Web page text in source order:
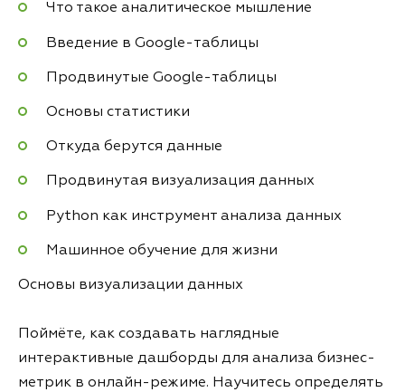
Что такое аналитическое мышление
Введение в Google-таблицы
Продвинутые Google-таблицы
Основы статистики
Откуда берутся данные
Продвинутая визуализация данных
Python как инструмент анализа данных
Машинное обучение для жизни
Основы визуализации данных
Поймёте, как создавать наглядные
интерактивные дашборды для анализа бизнес-
метрик в онлайн-режиме. Научитесь определять